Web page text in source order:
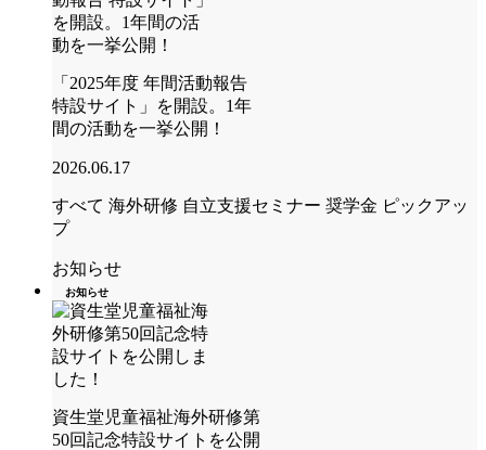
「2025年度 年間活動報告
特設サイト」を開設。1年
間の活動を一挙公開！
2026.06.17
すべて 海外研修 自立支援セミナー 奨学金 ピックアッ
プ
お知らせ
お知らせ
資生堂児童福祉海外研修第
50回記念特設サイトを公開